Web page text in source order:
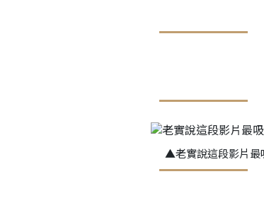
▲老實說這段影片最